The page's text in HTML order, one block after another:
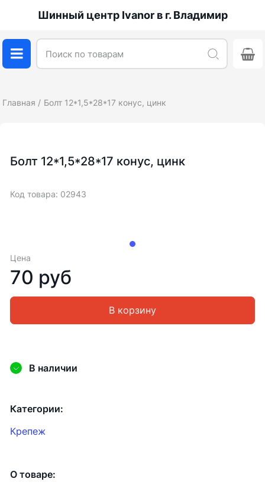
Шинный центр Ivanor в г. Владимир
Главная Болт 12*1,5*28*17 конус, цинк
Цена
70 руб
В корзину
Болт 12*1,5*28*17 конус, цинк
Код товара: 02943
Категории:
Крепеж
О товаре:
В наличии